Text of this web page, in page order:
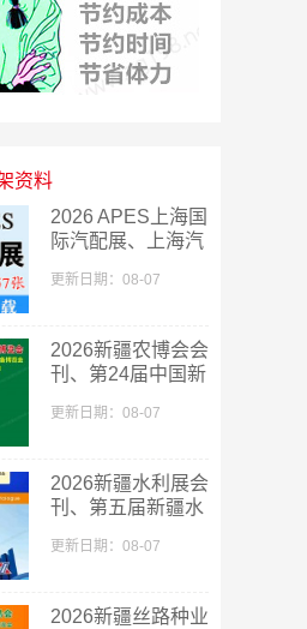
资料
2026 APES上海国
际汽配展、上海汽
【857张】
更新日期：08-07
​2026新疆农博会会
刊、第24届中国新
会刊
更新日期：08-07
2026新疆水利展会
刊、第五届新疆水
商名录
更新日期：08-07
2026新疆丝路种业